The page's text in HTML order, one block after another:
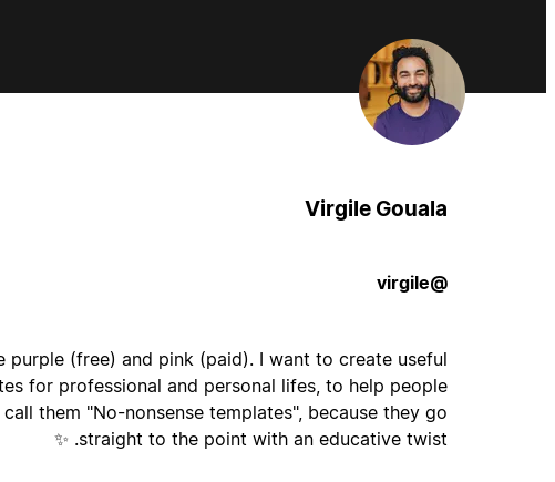
Virgile Gouala
@virgile
purple (free) and pink (paid). I want to create useful
for professional and personal lifes, to help people
them "No-nonsense templates", because they go
straight to the point with an educative twist. ✨